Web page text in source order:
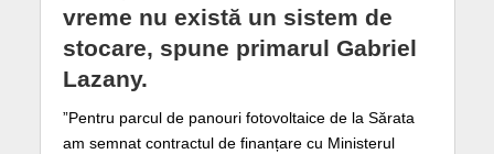
vreme nu există un sistem de
stocare, spune primarul Gabriel
Lazany.
”Pentru parcul de panouri fotovoltaice de la Sărata
am semnat contractul de finanțare cu Ministerul